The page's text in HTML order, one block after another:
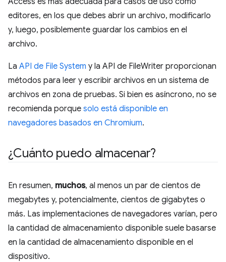
editores, en los que debes abrir un archivo, modificarlo
y, luego, posiblemente guardar los cambios en el
archivo.
La API de File System y la API de FileWriter proporcionan
métodos para leer y escribir archivos en un sistema de
archivos en zona de pruebas. Si bien es asíncrono, no se
recomienda porque solo está disponible en
navegadores basados en Chromium.
¿Cuánto puedo almacenar?
En resumen, muchos, al menos un par de cientos de
megabytes y, potencialmente, cientos de gigabytes o
más. Las implementaciones de navegadores varían, pero
la cantidad de almacenamiento disponible suele basarse
en la cantidad de almacenamiento disponible en el
dispositivo.